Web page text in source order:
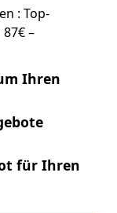
: Top-
–
Ihren
für Ihren